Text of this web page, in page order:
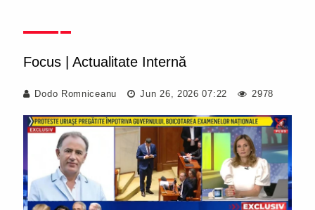
Focus Actualitate Internă
Dodo Romniceanu Jun 26, 2026 07:22 2978